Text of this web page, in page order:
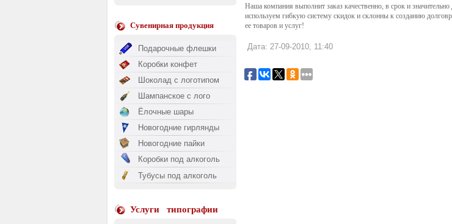
Сувенирная продукция
Подарочные флешки
Коробки конфет
Шоколад с логотипом
Шампанское с лого
Ёлочные шары
Новогодние гирлянды
Новогодние пайки
Коробки под алкоголь
Тубусы под алкоголь
Услуги типографии
Наша компания выполнит заказ качественно, в срок и
используем гибкую систему скидок и склонны к созданию
ее товаров и услуг!
Дата: 27-09-2010, 11:40